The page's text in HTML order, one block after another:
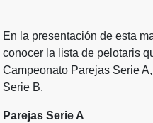
En la presentación de esta
conocer la lista de pelotaris
Campeonato Parejas Serie
Serie B.
Parejas Serie A